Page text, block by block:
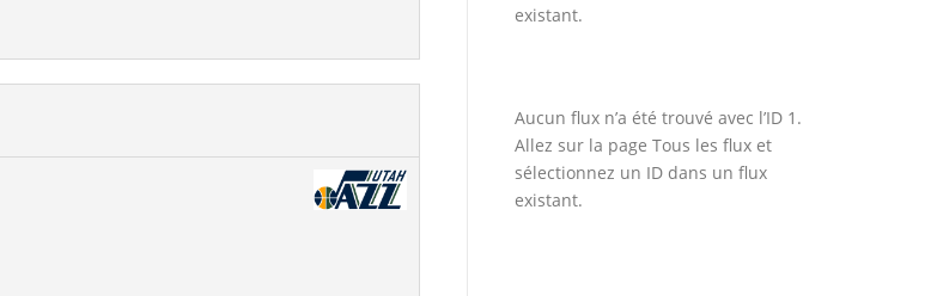
existant.
Aucun flux n’a été trouvé avec l’ID 1.
Allez sur la page Tous les flux et
sélectionnez un ID dans un flux
existant.